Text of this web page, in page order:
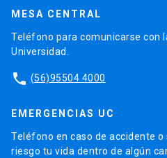
MESA CENTRAL
Teléfono para comunicarse con
Universidad.
phone (56)95504 4000
EMERGENCIAS UC
Teléfono en caso de accidente
riesgo tu vida dentro de algún